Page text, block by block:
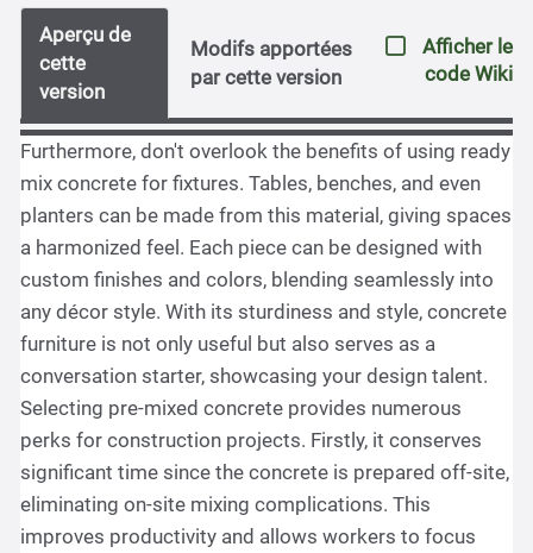
Aperçu de
cette
version
Modifs apportées
par cette version
Afficher le
code Wiki